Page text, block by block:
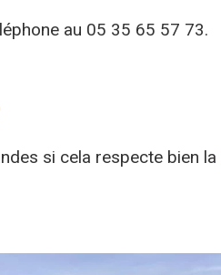
au 05 35 65 57 73.
si cela respecte bien la